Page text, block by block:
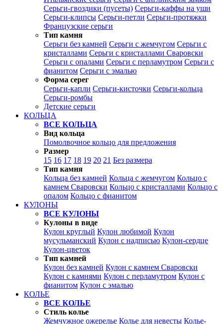
Серьги-гвоздики (пусеты) Серьги-каффы на уши
Серьги-клипсы Серьги-петли Серьги-протяжки
Французские серьги
Тип камня
Серьги без камней Серьги с жемчугом Серьги с
кристаллами Серьги с кристаллами Сваровски
Серьги с опалами Серьги с перламутром Серьги с
фианитом Серьги с эмалью
Форма серег
Серьги-капли Серьги-кисточки Серьги-кольца
Серьги-ромбы
Детские серьги
КОЛЬЦА
ВСЕ КОЛЬЦА
Вид кольца
Помолвочное кольцо для предложения
Размер
15 16 17 18 19 20 21 Без размера
Тип камня
Кольца без камней Кольца с жемчугом Кольцо с
камнем Сваровски Кольцо с кристаллами Кольцо с
опалом Кольцо с фианитом
КУЛОНЫ
ВСЕ КУЛОНЫ
Кулоны в виде
Кулон круглый Кулон любимой Кулон
мусульманский Кулон с надписью Кулон-сердце
Кулон-цветок
Тип камней
Кулон без камней Кулон с камнем Сваровски
Кулон с камнями Кулон с перламутром Кулон с
фианитом Кулон с эмалью
КОЛЬЕ
ВСЕ КОЛЬЕ
Стиль колье
Жемчужное ожерелье Колье для невесты Колье-